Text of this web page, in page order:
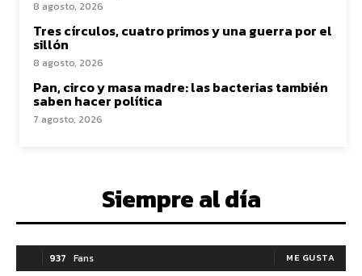
8 agosto, 2026
Tres círculos, cuatro primos y una guerra por el
sillón
8 agosto, 2026
Pan, circo y masa madre: las bacterias también
saben hacer política
7 agosto, 2026
Siempre al día
937 Fans ME GUSTA